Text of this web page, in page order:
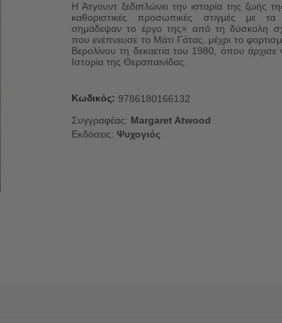
Η Άτγουντ ξεδιπλώνει την ιστορία της ζωής
καθοριστικές προσωπικές στιγμές με
σημάδεψαν το έργο της× από τη δύσκολη
που ενέπνευσε το Μάτι Γάτας, μέχρι το
Βερολίνου τη δεκαετία του 1980, όπου άρχισε
Ιστορία της Θεραπαινίδας.
Κωδικός: 9786180166132
Συγγραφέας: Margaret Atwood
Εκδόσεις: Ψυχογιός